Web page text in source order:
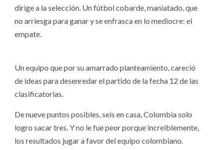
dirige a la selección. Un fútbol cobarde, maniatado, que
no arriesga para ganar y se enfrasca en lo mediocre: el
empate.
Un equipo que por su amarrado planteamiento, careció
de ideas para desenredar el partido de la fecha 12 de las
clasificatorias.
De nueve puntos posibles, seis en casa, Colombia solo
logro sacar tres. Y no le fue peor porque increíblemente,
los resultados jugar a favor del equipo colombiano.